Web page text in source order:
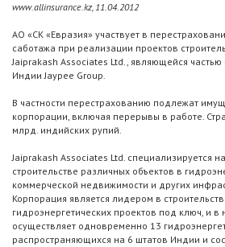
www.allinsurance.kz, 11.04.2012
АО «СК «Евразия» участвует в
саботажа при реализации проектов
Jaiprakash Associates Ltd., являющейся
Индии Jaypee Group.
В частности перестрахованию подлежат
корпорации, включая перерывы в работе.
млрд. индийских рупий.
Jaiprakash Associates Ltd. специализируется
строительстве различных объектов в
коммерческой недвижимости и других
Корпорация является лидером в
гидроэнергетических проектов под ключ, и
осуществляет одновременно 13
распространяющихся на 6 штатов Индии и